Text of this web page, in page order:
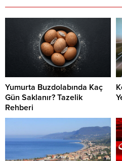
Yumurta Buzdolabında Kaç
Gün Saklanır? Tazelik
Rehberi